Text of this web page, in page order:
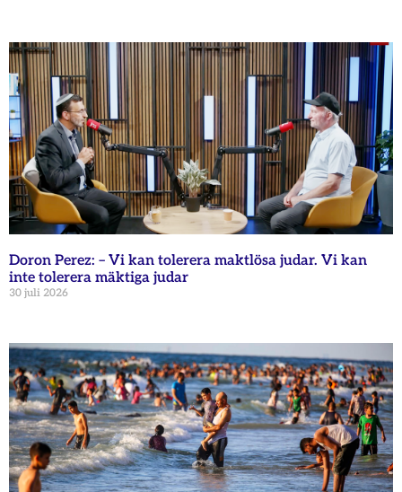
Doron Perez: – Vi kan tolerera maktlösa judar. Vi kan
inte tolerera mäktiga judar
30 juli 2026